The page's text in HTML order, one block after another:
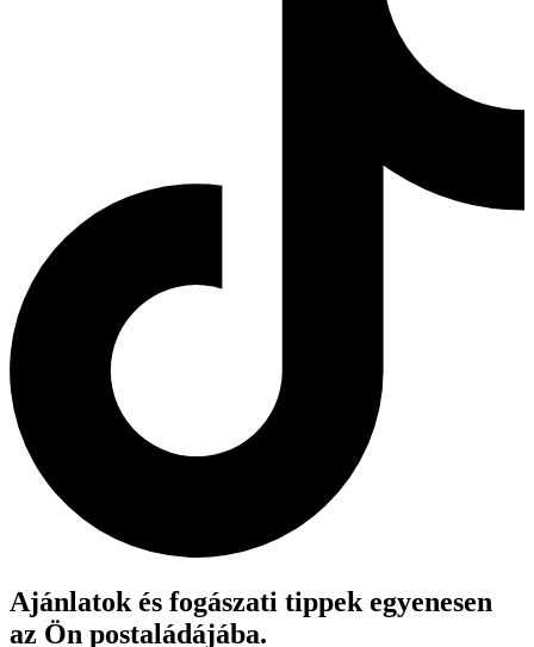
Ajánlatok és fogászati tippek egyenesen
az Ön postaládájába.